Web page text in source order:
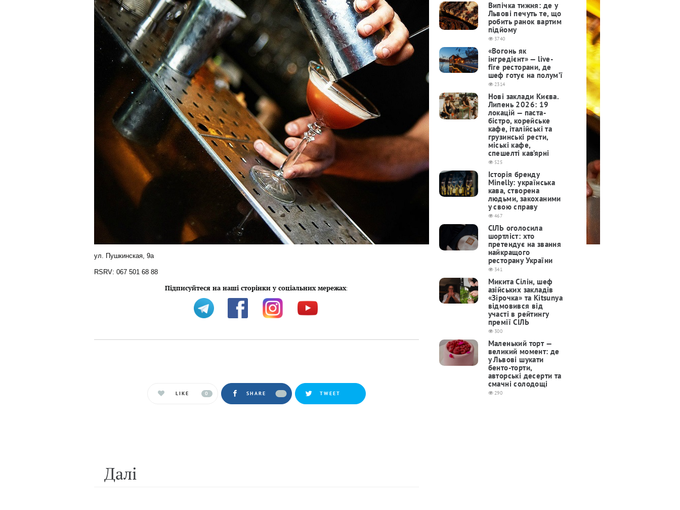
ул. Пушкинская, 9а
RSRV: 067 501 68 88
Підписуйтеся на наші сторінки у соціальних мережах:
LIKE 0 SHARE TWEET
Далi
Випічка тижня: де у
Львові печуть те, що
робить ранок вартим
підйому
3740
«Вогонь як
інгредієнт» — live-
fire ресторани, де
шеф готує на полум’ї
2314
Нові заклади Києва.
Липень 2026: 19
локацій — паста-
бістро, корейське
кафе, італійські та
грузинські рести,
міські кафе,
спешелті кав’ярні
525
Історія бренду
Minelly: українська
кава, створена
людьми, закоханими
у свою справу
467
СІЛЬ оголосила
шортліст: хто
претендує на звання
найкращого
ресторану України
341
Микита Сілін, шеф
азійських закладів
«Зірочка» та Kitsunya
відмовився від
участі в рейтингу
премії СІЛЬ
300
Маленький торт —
великий момент: де
у Львові шукати
бенто-торти,
авторські десерти та
смачні солодощі
290